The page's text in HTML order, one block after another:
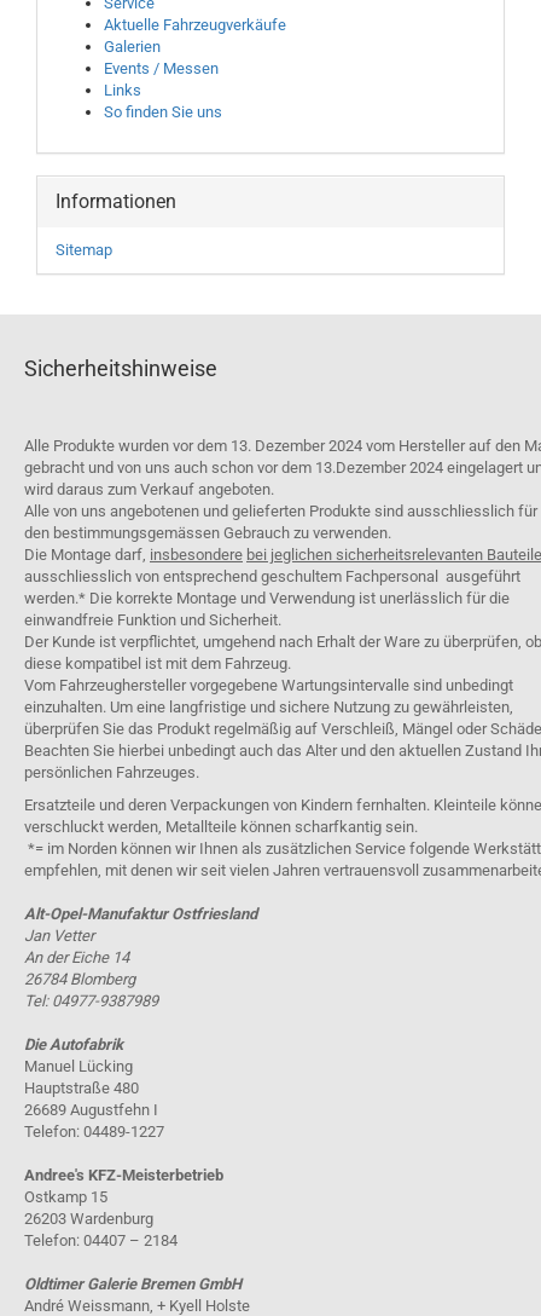
Aktuelle Fahrzeugverkäufe
Galerien
Events / Messen
Links
So finden Sie uns
Informationen
Sitemap
Sicherheitshinweise
Alle Produkte wurden vor dem 13. Dezember 2024 vom Hersteller auf den
gebracht und von uns auch schon vor dem 13.Dezember 2024 eingelagert
wird daraus zum Verkauf angeboten.
Alle von uns angebotenen und gelieferten Produkte sind ausschliesslich für
den bestimmungsgemässen Gebrauch zu verwenden.
Die Montage darf, insbesondere bei jeglichen sicherheitsrelevanten
ausschliesslich von entsprechend geschultem Fachpersonal ausgeführt
werden.* Die korrekte Montage und Verwendung ist unerlässlich für die
einwandfreie Funktion und Sicherheit.
Der Kunde ist verpflichtet, umgehend nach Erhalt der Ware zu überprüfen, ob
diese kompatibel ist mit dem Fahrzeug.
Vom Fahrzeughersteller vorgegebene Wartungsintervalle sind unbedingt
einzuhalten. Um eine langfristige und sichere Nutzung zu gewährleisten,
überprüfen Sie das Produkt regelmäßig auf Verschleiß, Mängel oder
Beachten Sie hierbei unbedingt auch das Alter und den aktuellen Zustand
persönlichen Fahrzeuges.
Ersatzteile und deren Verpackungen von Kindern fernhalten. Kleinteile
verschluckt werden, Metallteile können scharfkantig sein.
*= im Norden können wir Ihnen als zusätzlichen Service folgende
empfehlen, mit denen wir seit vielen Jahren vertrauensvoll
Alt-Opel-Manufaktur Ostfriesland
Jan Vetter
An der Eiche 14
26784 Blomberg
Tel: 04977-9387989
Die Autofabrik
Manuel Lücking
Hauptstraße 480
26689 Augustfehn I
Telefon: 04489-1227
Andree's KFZ-Meisterbetrieb
Ostkamp 15
26203 Wardenburg
Telefon: 04407 – 2184
Oldtimer Galerie Bremen GmbH
André Weissmann, + Kyell Holste